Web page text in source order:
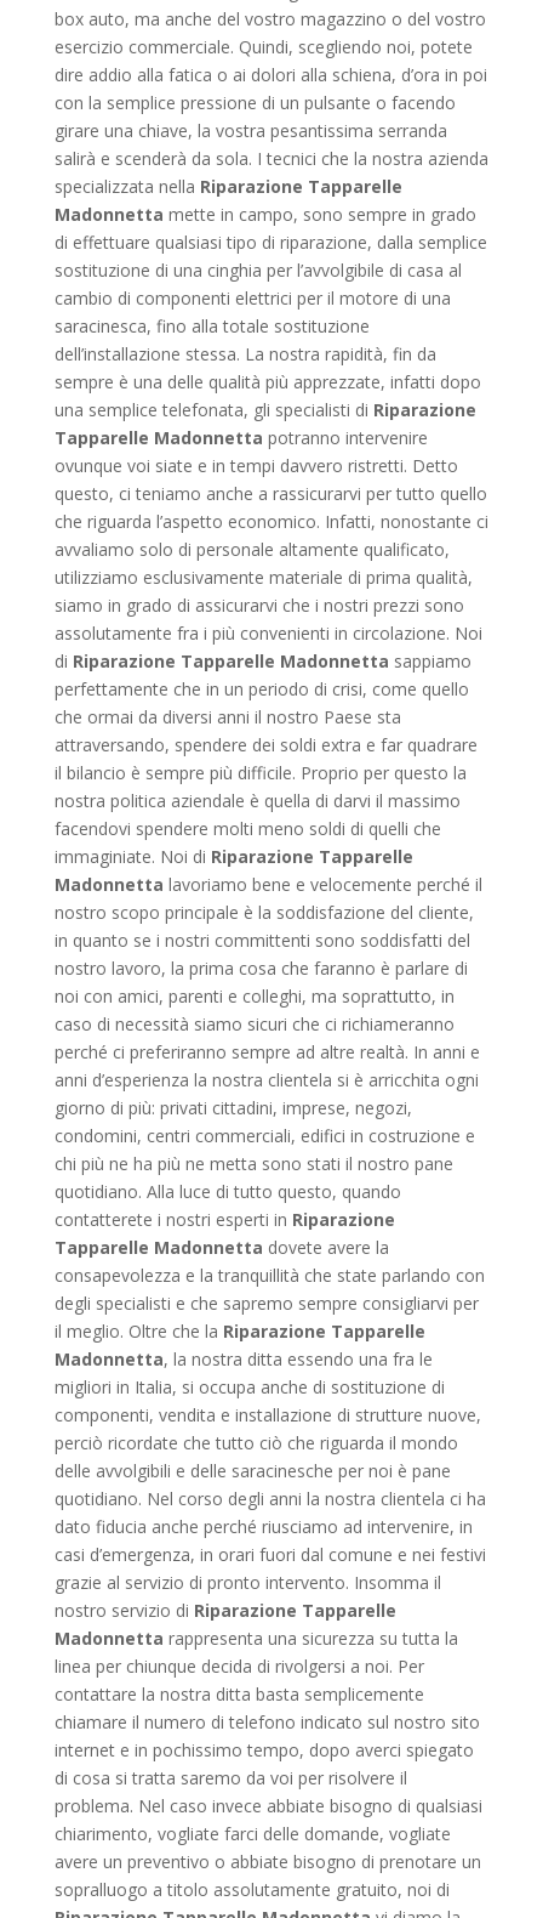
box auto, ma anche del vostro magazzino o del vostro
esercizio commerciale. Quindi, scegliendo noi, potete
dire addio alla fatica o ai dolori alla schiena, d’ora in poi
con la semplice pressione di un pulsante o facendo
girare una chiave, la vostra pesantissima serranda
salirà e scenderà da sola. I tecnici che la nostra azienda
specializzata nella Riparazione Tapparelle
Madonnetta mette in campo, sono sempre in grado
di effettuare qualsiasi tipo di riparazione, dalla semplice
sostituzione di una cinghia per l’avvolgibile di casa al
cambio di componenti elettrici per il motore di una
saracinesca, fino alla totale sostituzione
dell’installazione stessa. La nostra rapidità, fin da
sempre è una delle qualità più apprezzate, infatti dopo
una semplice telefonata, gli specialisti di Riparazione
Tapparelle Madonnetta potranno intervenire
ovunque voi siate e in tempi davvero ristretti. Detto
questo, ci teniamo anche a rassicurarvi per tutto quello
che riguarda l’aspetto economico. Infatti, nonostante ci
avvaliamo solo di personale altamente qualificato,
utilizziamo esclusivamente materiale di prima qualità,
siamo in grado di assicurarvi che i nostri prezzi sono
assolutamente fra i più convenienti in circolazione. Noi
di Riparazione Tapparelle Madonnetta sappiamo
perfettamente che in un periodo di crisi, come quello
che ormai da diversi anni il nostro Paese sta
attraversando, spendere dei soldi extra e far quadrare
il bilancio è sempre più difficile. Proprio per questo la
nostra politica aziendale è quella di darvi il massimo
facendovi spendere molti meno soldi di quelli che
immaginiate. Noi di Riparazione Tapparelle
Madonnetta lavoriamo bene e velocemente perché il
nostro scopo principale è la soddisfazione del cliente,
in quanto se i nostri committenti sono soddisfatti del
nostro lavoro, la prima cosa che faranno è parlare di
noi con amici, parenti e colleghi, ma soprattutto, in
caso di necessità siamo sicuri che ci richiameranno
perché ci preferiranno sempre ad altre realtà. In anni e
anni d’esperienza la nostra clientela si è arricchita ogni
giorno di più: privati cittadini, imprese, negozi,
condomini, centri commerciali, edifici in costruzione e
chi più ne ha più ne metta sono stati il nostro pane
quotidiano. Alla luce di tutto questo, quando
contatterete i nostri esperti in Riparazione
Tapparelle Madonnetta dovete avere la
consapevolezza e la tranquillità che state parlando con
degli specialisti e che sapremo sempre consigliarvi per
il meglio. Oltre che la Riparazione Tapparelle
Madonnetta, la nostra ditta essendo una fra le
migliori in Italia, si occupa anche di sostituzione di
componenti, vendita e installazione di strutture nuove,
perciò ricordate che tutto ciò che riguarda il mondo
delle avvolgibili e delle saracinesche per noi è pane
quotidiano. Nel corso degli anni la nostra clientela ci ha
dato fiducia anche perché riusciamo ad intervenire, in
casi d’emergenza, in orari fuori dal comune e nei festivi
grazie al servizio di pronto intervento. Insomma il
nostro servizio di Riparazione Tapparelle
Madonnetta rappresenta una sicurezza su tutta la
linea per chiunque decida di rivolgersi a noi. Per
contattare la nostra ditta basta semplicemente
chiamare il numero di telefono indicato sul nostro sito
internet e in pochissimo tempo, dopo averci spiegato
di cosa si tratta saremo da voi per risolvere il
problema. Nel caso invece abbiate bisogno di qualsiasi
chiarimento, vogliate farci delle domande, vogliate
avere un preventivo o abbiate bisogno di prenotare un
sopralluogo a titolo assolutamente gratuito, noi di